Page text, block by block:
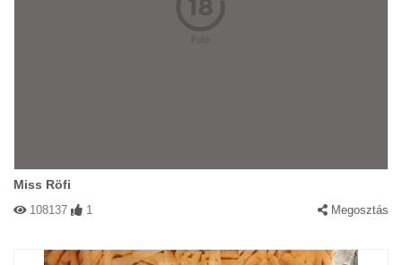
Miss Röfi
108137 1 Megosztás